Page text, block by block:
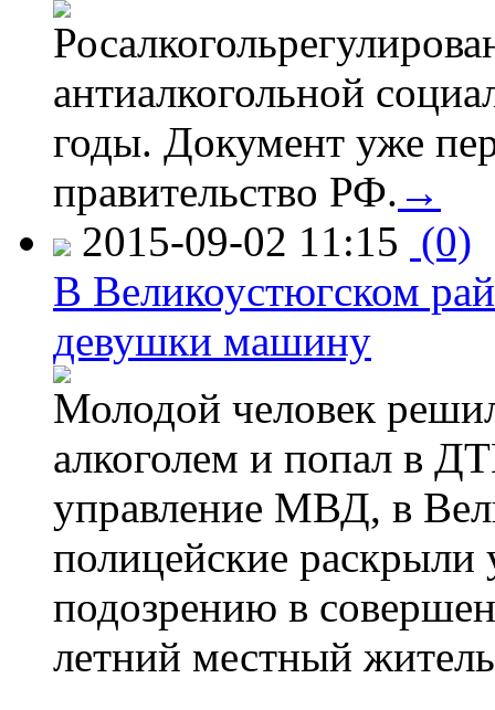
антиалкогольной
годы. Документ уже
правительство РФ. →
2015-09-02 11:15 (0)
В Великоустюгском
девушки машину
Молодой человек
алкоголем и попал в
управление МВД, в
полицейские
подозрению в
летний местный